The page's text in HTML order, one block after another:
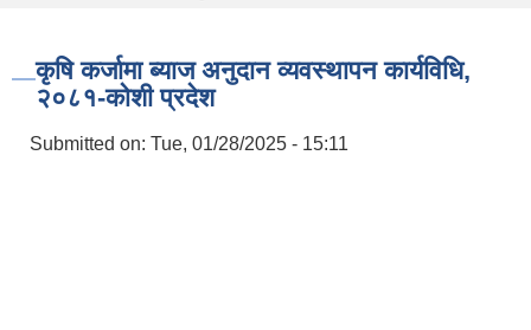
कृषि कर्जामा ब्याज अनुदान व्यवस्थापन कार्यविधि,
२०८१-कोशी प्रदेश
Submitted on: Tue, 01/28/2025 - 15:11